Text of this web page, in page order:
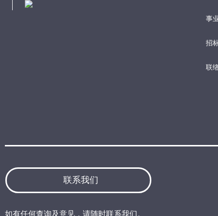
事
招
联
联系我们